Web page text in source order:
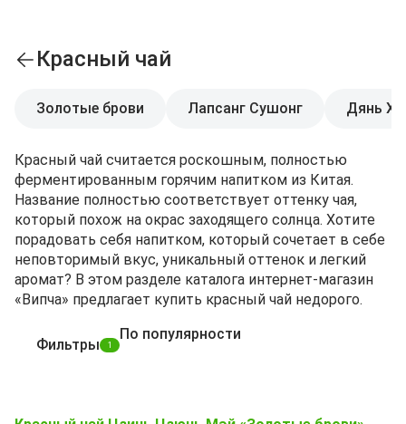
Красный чай
Золотые брови Лапсанг Сушонг Дянь
Красный чай считается роскошным, полностью
ферментированным горячим напитком из Китая.
Название полностью соответствует оттенку чая,
который похож на окрас заходящего солнца. Хотите
порадовать себя напитком, который сочетает в себе
неповторимый вкус, уникальный оттенок и легкий
аромат? В этом разделе каталога интернет-магазин
«Випча» предлагает купить красный чай недорого.
Фильтры 1
По популярности